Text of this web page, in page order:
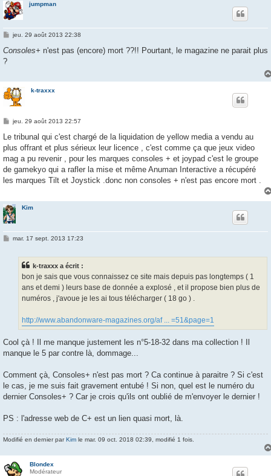
jumpman
M
s
jeu. 29 août 2013 22:38
Consoles+ n'est pas (encore) mort ??!! Pourtant, le magazine ne parait plus
?
k-traxxx
M
s
a
g
jeu. 29 août 2013 22:57
Le tribunal qui c'est chargé de la liquidation de yellow media a vendu au
plus offrant et plus sérieux leur licence , c'est comme ça que jeux video
mag a pu revenir , pour les marques consoles + et joypad c'est le groupe
de gamekyo qui a rafler la mise et même Anuman Interactive a récupéré
les marques Tilt et Joystick .donc non consoles + n'est pas encore mort .
Kim
Mmar. 17 sept. 2013 17:23
k-traxxx a écrit :
bon je sais que vous connaissez ce site mais depuis pas longtemps ( 1
ans et demi ) leurs base de donnée a explosé , et il propose bien plus de
numéros , j'avoue je les ai tous télécharger ( 18 go ) .
http://www.abandonware-magazines.org/af ... =51&page=1
Cool çà ! Il me manque justement les n°5-18-32 dans ma collection ! Il
manque le 5 par contre là, dommage...
Comment çà, Consoles+ n'est pas mort ? Ca continue à paraitre ? Si c'est
le cas, je me suis fait gravement entubé ! Si non, quel est le numéro du
dernier Consoles+ ? Car je crois qu'ils ont oublié de m'envoyer le dernier !
PS : l'adresse web de C+ est un lien quasi mort, là.
Modifié en dernier parKim le mar. 09 oct. 2018 02:39, modifié 1 fois.
Blondex
Modérateur